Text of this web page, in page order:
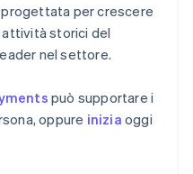
per crescere
storici del
nel settore.
può supportare i
oppure inizia oggi